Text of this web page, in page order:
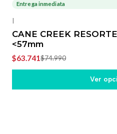
Entrega inmediata
|
CANE CREEK
<57mm
$63.741$74.990
Ver